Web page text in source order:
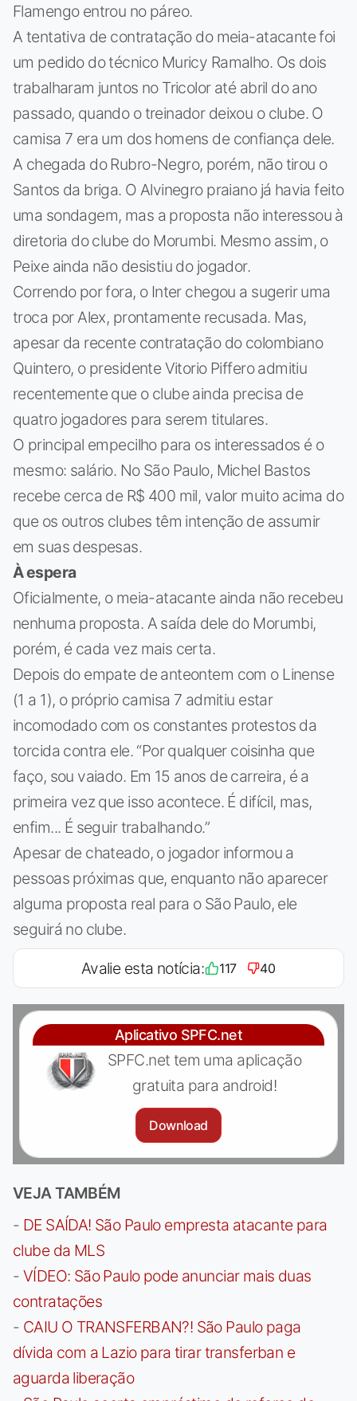
Flamengo entrou no páreo.
A tentativa de contratação do meia-atacante foi
um pedido do técnico Muricy Ramalho. Os dois
trabalharam juntos no Tricolor até abril do ano
passado, quando o treinador deixou o clube. O
camisa 7 era um dos homens de confiança dele.
A chegada do Rubro-Negro, porém, não tirou o
Santos da briga. O Alvinegro praiano já havia feito
uma sondagem, mas a proposta não interessou à
diretoria do clube do Morumbi. Mesmo assim, o
Peixe ainda não desistiu do jogador.
Correndo por fora, o Inter chegou a sugerir uma
troca por Alex, prontamente recusada. Mas,
apesar da recente contratação do colombiano
Quintero, o presidente Vitorio Piffero admitiu
recentemente que o clube ainda precisa de
quatro jogadores para serem titulares.
O principal empecilho para os interessados é o
mesmo: salário. No São Paulo, Michel Bastos
recebe cerca de R$ 400 mil, valor muito acima do
que os outros clubes têm intenção de assumir
em suas despesas.
À espera
Oficialmente, o meia-atacante ainda não recebeu
nenhuma proposta. A saída dele do Morumbi,
porém, é cada vez mais certa.
Depois do empate de anteontem com o Linense
(1 a 1), o próprio camisa 7 admitiu estar
incomodado com os constantes protestos da
torcida contra ele. “Por qualquer coisinha que
faço, sou vaiado. Em 15 anos de carreira, é a
primeira vez que isso acontece. É difícil, mas,
enfim... É seguir trabalhando.”
Apesar de chateado, o jogador informou a
pessoas próximas que, enquanto não aparecer
alguma proposta real para o São Paulo, ele
seguirá no clube.
Avalie esta notícia: 117 40
Aplicativo SPFC.net
SPFC.net tem uma aplicação
gratuita para android!
Download
VEJA TAMBÉM
- DE SAÍDA! São Paulo empresta atacante para
clube da MLS
- VÍDEO: São Paulo pode anunciar mais duas
contratações
- CAIU O TRANSFERBAN?! São Paulo paga
dívida com a Lazio para tirar transferban e
aguarda liberação